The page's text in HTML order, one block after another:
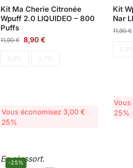
Kit Ma Cherie Citronée
Wpuff 2.0 LIQUIDEO – 800
Puffs
11,90€ 8,90 €
Vous économisez 3,00 €
25%
Kit
Nar
11,90€
Vous
25%
-25%
En réassort.